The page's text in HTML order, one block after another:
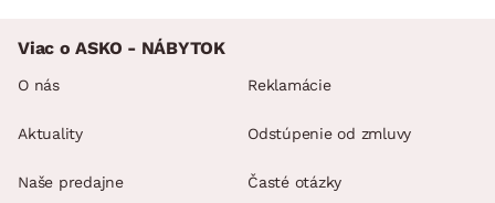
Viac o ASKO - NÁBYTOK
O nás
Aktuality
Naše predajne
Reklamácie
Odstúpenie od zmluvy
Časté otázky